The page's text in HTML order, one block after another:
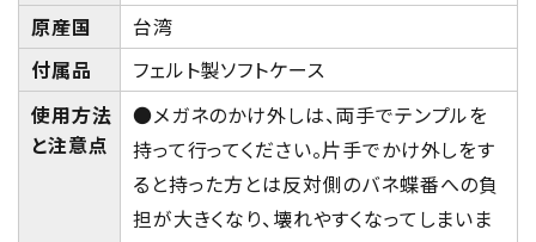
原産国
台湾
付属品
フェルト製ソフトケース
使用方法
と注意点
●メガネのかけ外しは、両手でテンプルを
持って行ってください。片手でかけ外しをす
ると持った方とは反対側のバネ蝶番への負
担が大きくなり、壊れやすくなってしまいま